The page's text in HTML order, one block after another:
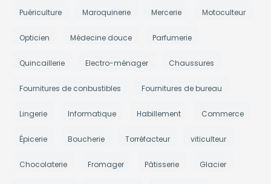
Puériculture Maroquinerie Mercerie Motoculteur
Opticien Médecine douce Parfumerie
Quincaillerie Electro-ménager Chaussures
Fournitures de conbustibles Fournitures de bureau
Lingerie Informatique Habillement Commerce
Épicerie Boucherie Torréfacteur viticulteur
Chocolaterie Fromager Pâtisserie Glacier